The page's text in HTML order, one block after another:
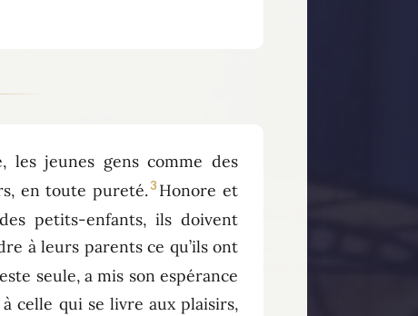
les jeunes gens comme des
en toute pureté.3 Honore et
petits-enfants, ils doivent
à leurs parents ce qu’ils ont
seule, a mis son espérance
celle qui se livre aux plaisirs,